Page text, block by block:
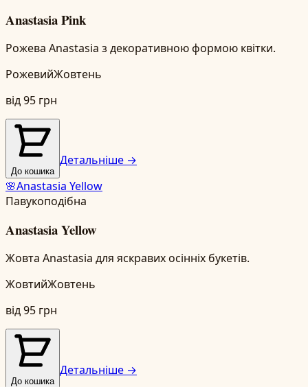
Anastasia Pink
Рожева Anastasia з декоративною формою квітки.
РожевийЖовтень
від95 грн
До кошика
Детальніше →
🌸Anastasia Yellow
Павукоподібна
Anastasia Yellow
Жовта Anastasia для яскравих осінніх букетів.
ЖовтийЖовтень
від95 грн
До кошика
Детальніше →